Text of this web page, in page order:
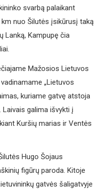
svarbą palaikant
nuo Šilutės įsikūrusį taką
Lanką, Kampupę čia
Mažosios Lietuvos
„Lietuvos
kuriame gatvę atstoja
galima išvykti į
Kuršių marias ir Ventės
Hugo Šojaus
figūrų paroda. Kitoje
gatvės šaligatvyje